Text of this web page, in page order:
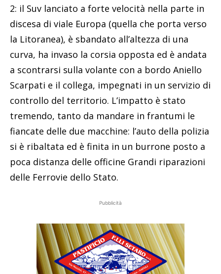
2: il Suv lanciato a forte velocità nella parte in
discesa di viale Europa (quella che porta verso
la Litoranea), è sbandato all’altezza di una
curva, ha invaso la corsia opposta ed è andata
a scontrarsi sulla volante con a bordo Aniello
Scarpati e il collega, impegnati in un servizio di
controllo del territorio. L’impatto è stato
tremendo, tanto da mandare in frantumi le
fiancate delle due macchine: l’auto della polizia
si è ribaltata ed è finita in un burrone posto a
poca distanza delle officine Grandi riparazioni
delle Ferrovie dello Stato.
Pubblicità